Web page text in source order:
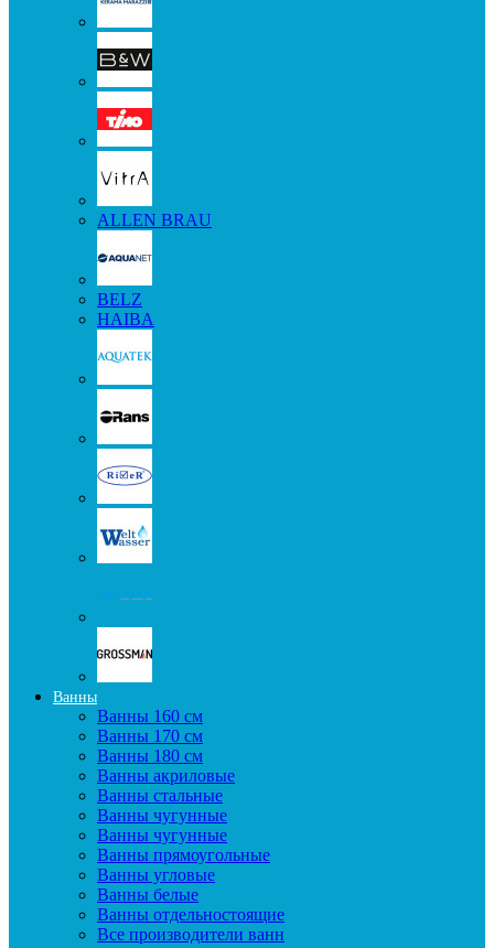
ALLEN BRAU
BELZ
HAIBA
Ванны
Ванны 160 см
Ванны 170 см
Ванны 180 см
Ванны акриловые
Ванны стальные
Ванны чугунные
Ванны чугунные
Ванны прямоугольные
Ванны угловые
Ванны белые
Ванны отдельностоящие
Все производители ванн